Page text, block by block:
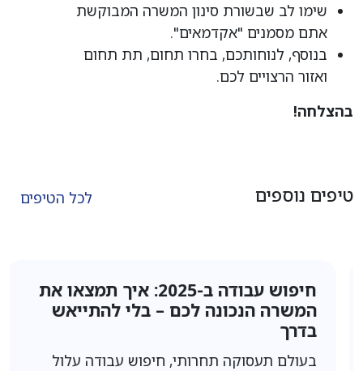
שימו לב שבשורת סינון המשרה המבוקשת
אתם מסמנים "אקדמאים".
בנוסף, לנוחותכם, בחרו תחום, תת תחום
ואזור הרצויים לכם.
בהצלחה!
טיפים נוספים לכל הטיפים
חיפוש עבודה ב-2025: איך תמצאו את
המשרה הנכונה לכם – בלי להתייאש
בדרך
בעולם תעסוקה תחרותי, חיפוש עבודה עלול